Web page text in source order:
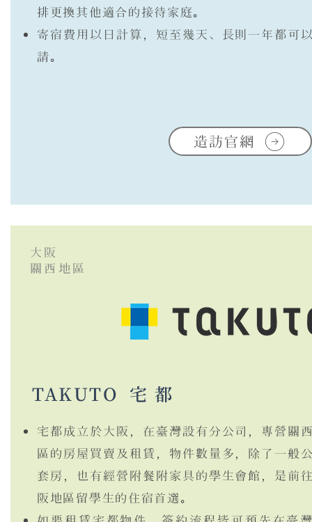
排更換其他適合的接待家庭。
寄宿費用以日計算，短至幾天、長則一年都可
請。
造訪官網
大阪
​關西地區
TAKUTO ​ 宅 都
宅都成立於大阪，在臺灣設有分公司，專營關
區的房屋買賣及租賃，物件數量多，除了一般
套房，也有經營附餐附家具的學生會館，是前
阪地區留學生的住宿首選。